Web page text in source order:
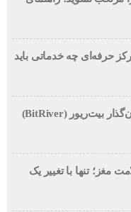
حرفه‌ای چه خدماتی باید
اتهام کلاهبرداری ۱۲.۵ میلیون دلاری بنیان‌گذار بیت‌ریور (BitRiver)
مغز؛ تنها با تغییر یک